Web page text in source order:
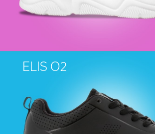
ELIS O2